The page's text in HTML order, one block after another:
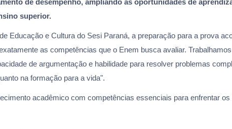
de desempenho, ampliando as oportunidades de
superior.
Educação e Cultura do Sesi Paraná, a preparação para a prova
as competências que o Enem busca avaliar.
de argumentação e habilidade para resolver problemas
na formação para a vida".
acadêmico com competências essenciais para enfrentar